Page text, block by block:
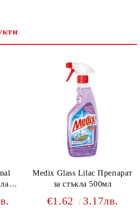
в рамките на работния ден.
Medix Glass Lilac Препарат
за стъкла 500мл
€1.62 3.17лв.